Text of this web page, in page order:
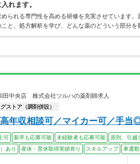
れます。
められる専門性を高める研修を充実させています
こと、処方解析を学び、どんな薬のどういう部分
中央店 株式会社ツルハの薬剤師求人
グストア（調剤併設）
高年収相談可／マイカー可／手
可 新卒も応募可能 未経験者も応募可能 原則、引越
あり
産休・育休取得実績有り スキルアップ 車通